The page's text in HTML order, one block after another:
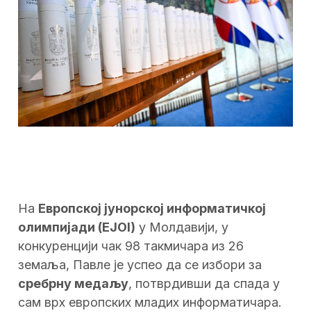
На Европској јунорској информатичкој
олимпијади (EJOI) у Молдавији, у
конкуренцији чак 98 такмичара из 26
земаља, Павле је успео да се избори за
сребрну медаљу, потврдивши да спада у
сам врх европских младих информатичара.